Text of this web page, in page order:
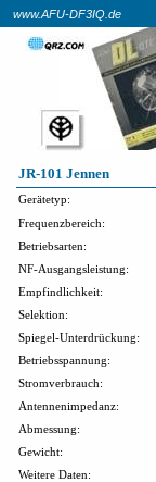
JR-101 Jennen
www.AFU-DF3IQ.de
Gerätetyp:
Frequenzbereich:
Betriebsarten:
NF-Ausgangsleistung:
Empfindlichkeit:
Selektion:
Spiegel-Unterdrückung:
Betriebsspannung:
Stromverbrauch:
Antennenimpedanz:
Abmessung:
Gewicht:
Weitere Daten: